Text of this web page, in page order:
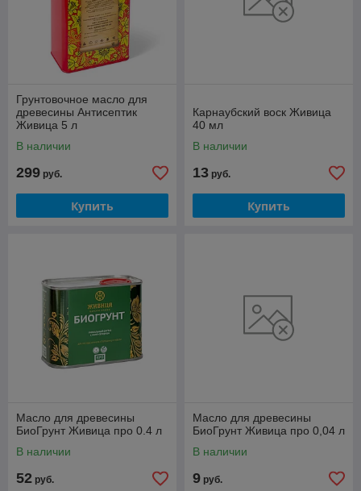
Грунтовочное масло для
древесины Антисептик
Живица 5 л
В наличии
299 руб.
Купить
Карнаубский воск Живица
40 мл
В наличии
13 руб.
Купить
Масло для древесины
БиоГрунт Живица про 0.4 л
В наличии
52 руб.
Масло для древесины
БиоГрунт Живица про 0,04 л
В наличии
9 руб.